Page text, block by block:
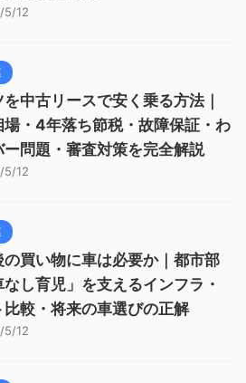
5/12
中古リースで安く乗る方法｜
場・4年落ち節税・故障保証・わ
ー問題・審査対策を完全解説
5/12
の買い物に車は必要か｜都市部
し育児」を支えるインフラ・
比較・将来の車選びの正解
5/12